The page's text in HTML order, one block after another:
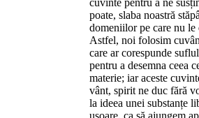
poate, slaba noastră
domeniilor pe care nu le
Astfel, noi folosim
care ar corespunde
pentru a desemna ceea
materie; iar aceste
vânt, spirit ne duc fără
la ideea unei substanțe
ușoare, ca să ajungem